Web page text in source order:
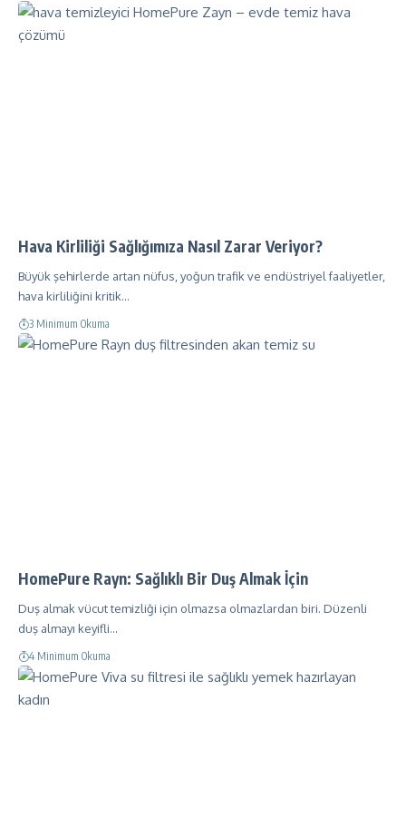
Hava Kirliliği Sağlığımıza Nasıl Zarar Veriyor?
Büyük şehirlerde artan nüfus, yoğun trafik ve endüstriyel faaliyetler,
hava kirliliğini kritik…
3 Minimum Okuma
HomePure Rayn: Sağlıklı Bir Duş Almak İçin
Duş almak vücut temizliği için olmazsa olmazlardan biri. Düzenli
duş almayı keyifli…
4 Minimum Okuma